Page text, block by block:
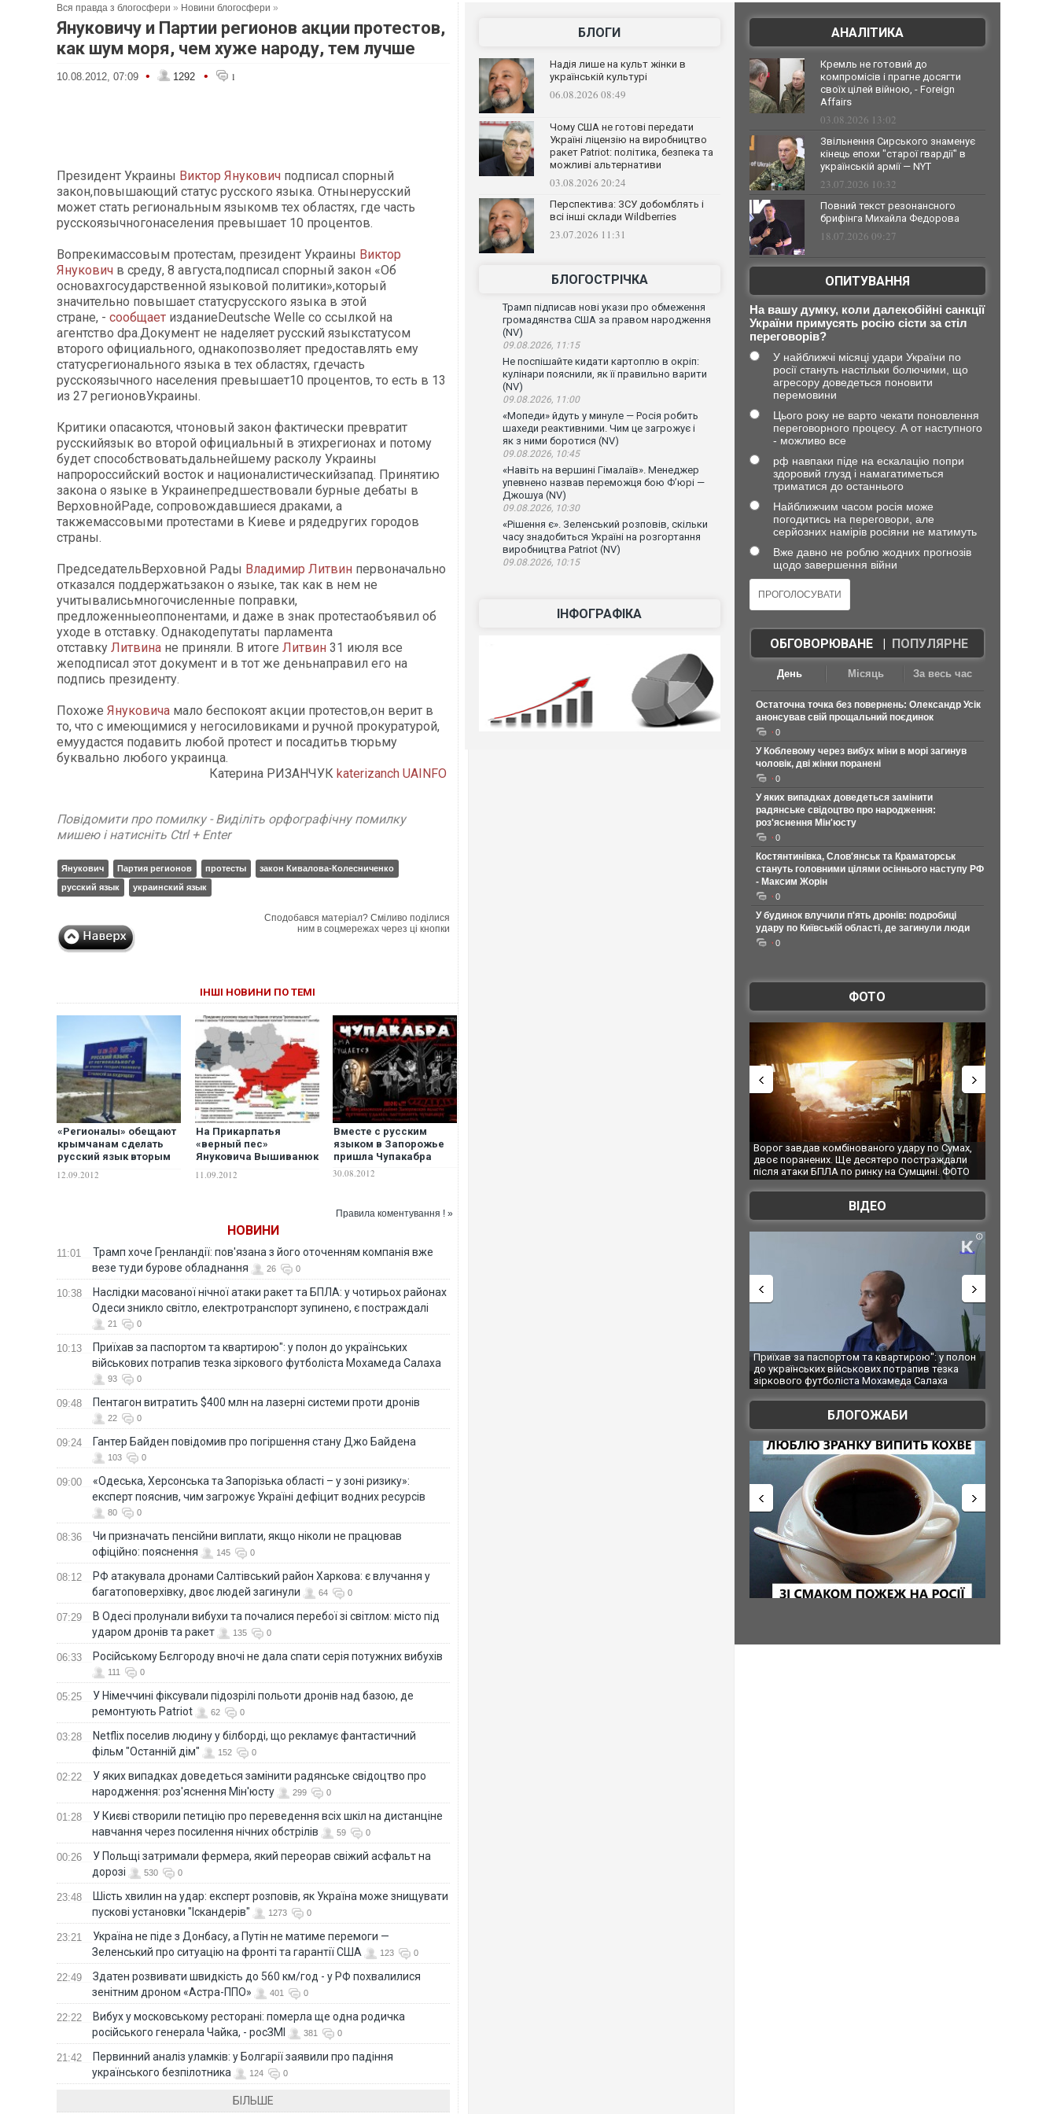
Вся правда з блогосфери » Новини блогосфери »
Януковичу и Партии регионов акции протестов,
как шум моря, чем хуже народу, тем лучше
10.08.2012, 07:09 • 1292 • 1
Президент Украины Виктор Янукович подписал спорный
закон,повышающий статус русского языка. Отнынерусский
может стать региональным языкомв тех областях, где часть
русскоязычногонаселения превышает 10 процентов.
Вопрекимассовым протестам, президент Украины Виктор
Янукович в среду, 8 августа,подписал спорный закон «Об
основахгосударственной языковой политики»,который
значительно повышает статусрусского языка в этой
стране, - сообщает изданиеDeutsche Welle cо ссылкой на
агентство dpa.Документ не наделяет русский языкстатусом
второго официального, однакопозволяет предоставлять ему
статусрегионального языка в тех областях, гдечасть
русскоязычного населения превышает10 процентов, то есть в 13
из 27 регионовУкраины.
Критики опасаются, чтоновый закон фактически превратит
русскийязык во второй официальный в этихрегионах и потому
будет способствоватьдальнейшему расколу Украины
напророссийский восток и националистическийзапад. Принятию
закона о языке в Украинепредшествовали бурные дебаты в
ВерховнойРаде, сопровождавшиеся драками, а
такжемассовыми протестами в Киеве и рядедругих городов
страны.
ПредседательВерховной Рады Владимир Литвин первоначально
отказался поддержатьзакон о языке, так как в нем не
учитывалисьмногочисленные поправки,
предложенныеоппонентами, и даже в знак протестаобъявил об
уходе в отставку. Однакодепутаты парламента
отставку Литвина не приняли. В итоге Литвин 31 июля все
жеподписал этот документ и в тот же деньнаправил его на
подпись президенту.
Похоже Януковича мало беспокоят акции протестов,он верит в
то, что с имеющимися у негосиловиками и ручной прокуратурой,
емуудастся подавить любой протест и посадитьв тюрьму
буквально любого украинца.
Катерина РИЗАНЧУК katerizanch UAINFO
Повідомити про помилку - Виділіть орфографічну помилку
мишею і натисніть Ctrl + Enter
Янукович Партия регионов протесты
закон Кивалова-Колесниченко
русский язык
украинский язык
Сподобався матеріал? Сміливо поділися
ним в соцмережах через ці кнопки
ІНШІ НОВИНИ ПО ТЕМІ
«Регионалы» обещают
крымчанам сделать
русский язык вторым
12.09.2012
На Прикарпатья
«верный пес»
Януковича Вышиванюк
язык
11.09.2012
Вместе с русским
языком в Запорожье
пришла Чупакабра
30.08.2012
Правила коментування ! »
НОВИНИ
11:01
Трамп хоче Гренландії: пов'язана з його оточенням компанія вже
везе туди бурове обладнання
26 0
10:38
Наслідки масованої нічної атаки ракет та БПЛА: у чотирьох районах
Одеси зникло світло, електротранспорт зупинено, є постраждалі
21 0
10:13
Приїхав за паспортом та квартирою": у полон до українських
військових потрапив тезка зіркового футболіста Мохамеда Салаха
93 0
09:48 Пентагон витратить $400 млн на лазерні системи проти дронів
22 0
09:24 Гантер Байден повідомив про погіршення стану Джо Байдена
103 0
09:00
«Одеська, Херсонська та Запорізька області – у зоні ризику»:
експерт пояснив, чим загрожує Україні дефіцит водних ресурсів
80 0
08:36
Чи призначать пенсійни виплати, якщо ніколи не працював
офіційно: пояснення
145 0
08:12
РФ атакувала дронами Салтівський район Харкова: є влучання у
багатоповерхівку, двоє людей загинули
64 0
07:29
В Одесі пролунали вибухи та почалися перебої зі світлом: місто під
ударом дронів та ракет
135 0
06:33 Російському Бєлгороду вночі не дала спати серія потужних вибухів
111 0
05:25
У Німеччині фіксували підозрілі польоти дронів над базою, де
ремонтують Patriot
62 0
03:28
Netflix поселив людину у білборді, що рекламує фантастичний
фільм "Останній дім"
152 0
02:22
У яких випадках доведеться замінити радянське свідоцтво про
народження: роз'яснення Мін'юсту
299 0
01:28
У Києві створили петицію про переведення всіх шкіл на дистанціне
навчання через посилення нічних обстрілів
59 0
00:26
У Польщі затримали фермера, який переорав свіжий асфальт на
дорозі
530 0
23:48
Шість хвилин на удар: експерт розповів, як Україна може знищувати
пускові установки "Іскандерів"
1273 0
23:21
Україна не піде з Донбасу, а Путін не матиме перемоги —
Зеленський про ситуацію на фронті та гарантії США
123 0
22:49
Здатен розвивати швидкість до 560 км/год - у РФ похвалилися
зенітним дроном «Астра-ППО»
401 0
22:22
Вибух у московському ресторані: померла ще одна родичка
російського генерала Чайка, - росЗМІ
381 0
21:42
Первинний аналіз уламків: у Болгарії заявили про падіння
українського безпілотника
124 0
БІЛЬШЕ
БЛОГИ
Надія лише на культ жінки в
українській культурі
06.08.2026 08:49
Чому США не готові передати
Україні ліцензію на виробництво
ракет Patriot: політика, безпека та
можливі альтернативи
03.08.2026 20:24
Перспектива: ЗСУ добомблять і
всі інші склади Wildberries
23.07.2026 11:31
БЛОГОСТРІЧКА
Трамп підписав нові укази про обмеження
громадянства США за правом народження
(NV)
09.08.2026, 11:15
Не поспішайте кидати картоплю в окріп:
кулінари пояснили, як її правильно варити
(NV)
09.08.2026, 11:00
«Мопеди» йдуть у минуле — Росія робить
шахеди реактивними. Чим це загрожує і
як з ними боротися (NV)
09.08.2026, 10:45
«Навіть на вершині Гімалаїв». Менеджер
упевнено назвав переможця бою Ф’юрі —
Джошуа (NV)
09.08.2026, 10:30
«Рішення є». Зеленський розповів, скільки
часу знадобиться Україні на розгортання
виробництва Patriot (NV)
09.08.2026, 10:15
ІНФОГРАФІКА
АНАЛІТИКА
Кремль не готовий до
компромісів і прагне досягти
своїх цілей війною, - Foreign
Affairs
03.08.2026 13:02
Звільнення Сирського знаменує
кінець епохи "старої гвардії" в
українській армії — NYT
23.07.2026 10:32
Повний текст резонансного
брифінга Михайла Федорова
18.07.2026 09:27
ОПИТУВАННЯ
На вашу думку, коли далекобійні санкції
України примусять росію сісти за стіл
переговорів?
У найближчі місяці удари України по
росії стануть настільки болючими, що
агресору доведеться поновити
перемовини
Цього року не варто чекати поновлення
переговорного процесу. А от наступного
- можливо все
рф навпаки піде на ескалацію попри
здоровий глузд і намагатиметься
триматися до останнього
Найближчим часом росія може
погодитись на переговори, але
серйозних намірів росіяни не матимуть
Вже давно не роблю жодних прогнозів
щодо завершення війни
ОБГОВОРЮВАНЕ| ПОПУЛЯРНЕ
День Місяць За весь час
Остаточна точка без повернень: Олександр Усік
анонсував свій прощальний поєдинок
0
У Коблевому через вибух міни в морі загинув
чоловік, дві жінки поранені
0
У яких випадках доведеться замінити
радянське свідоцтво про народження:
роз'яснення Мін'юсту
0
Костянтинівка, Слов'янськ та Краматорськ
стануть головними цілями осіннього наступу РФ
- Максим Жорін
0
У будинок влучили п'ять дронів: подробиці
удару по Київській області, де загинули люди
0
ФОТО
Ворог завдав комбінованого удару по Сумах,
двоє поранених. Ще десятеро постраждали
після атаки БПЛА по ринку на Сумщині. ФОТО
За 2000 кілометрів від кордону з Україною: в
Єкатеринбурзі після атаки дронів загорівся
склад Wildberries. ФОТО. ВІДЕО
ВІДЕО
Приїхав за паспортом та квартирою": у полон
до українських військових потрапив тезка
зіркового футболіста Мохамеда Салаха
Одесу накрила потужна злива з градом та
ураганним вітром
БЛОГОЖАБИ